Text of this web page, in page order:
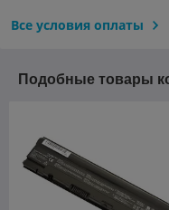
Все условия оплаты
Подобные товары